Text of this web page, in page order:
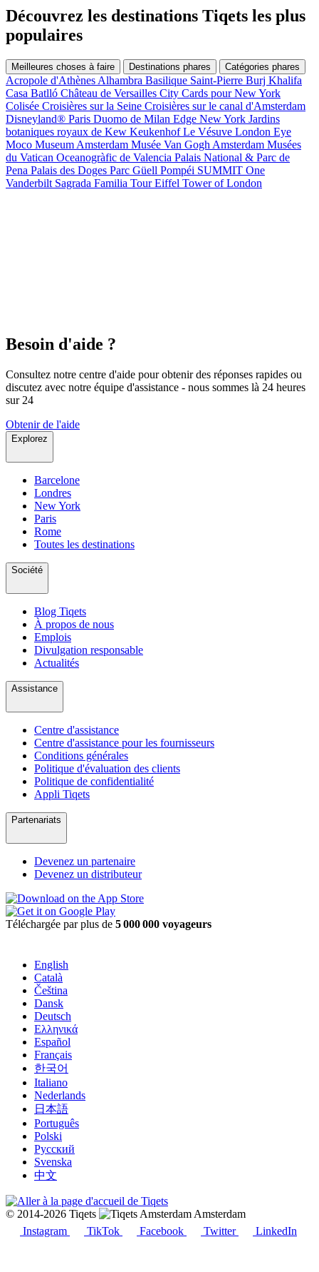
Découvrez les destinations Tiqets les plus
populaires
Meilleures choses à faire Destinations phares Catégories phares
Acropole d'Athènes Alhambra Basilique Saint-Pierre Burj Khalifa
Casa Batlló Château de Versailles City Cards pour New York
Colisée Croisières sur la Seine Croisières sur le canal d'Amsterdam
Disneyland® Paris Duomo de Milan Edge New York Jardins
botaniques royaux de Kew KeukenhofLe Vésuve London Eye
Moco Museum Amsterdam Musée Van Gogh Amsterdam Musées
du Vatican Oceanogràfic de Valencia Palais National & Parc de
Pena Palais des Doges Parc Güell Pompéi SUMMIT One
Vanderbilt Sagrada Familia Tour Eiffel Tower of London
Besoin d'aide ?
Consultez notre centre d'aide pour obtenir des réponses rapides ou
discutez avec notre équipe d'assistance - nous sommes là 24 heures
sur 24
Obtenir de l'aide
Explorez
Barcelone
Londres
New York
Paris
Rome
Toutes les destinations
Société
Blog Tiqets
À propos de nous
Emplois
Divulgation responsable
Actualités
Assistance
Centre d'assistance
Centre d'assistance pour les fournisseurs
Conditions générales
Politique d'évaluation des clients
Politique de confidentialité
Appli Tiqets
Partenariats
Devenez un partenaire
Devenez un distributeur
Téléchargée par plus de 5 000 000 voyageurs
English
Català
Čeština
Dansk
Deutsch
Ελληνικά
Español
Français
한국어
Italiano
Nederlands
日本語
Português
Polski
Русский
Svenska
中文
© 2014-2026 Tiqets
Amsterdam
Instagram
TikTok Facebook Twitter LinkedIn